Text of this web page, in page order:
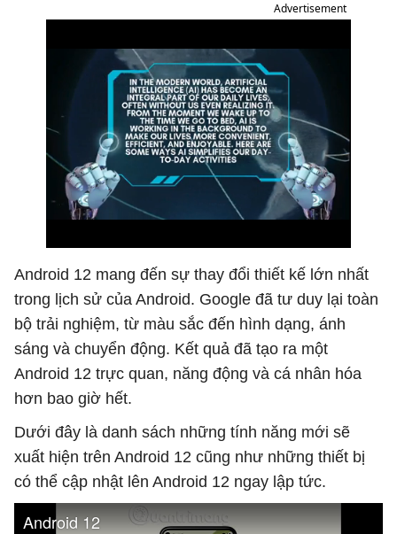
Advertisement
Android 12 mang đến sự thay đổi thiết kế lớn nhất
trong lịch sử của Android. Google đã tư duy lại toàn
bộ trải nghiệm, từ màu sắc đến hình dạng, ánh
sáng và chuyển động. Kết quả đã tạo ra một
Android 12 trực quan, năng động và cá nhân hóa
hơn bao giờ hết.
Dưới đây là danh sách những tính năng mới sẽ
xuất hiện trên Android 12 cũng như những thiết bị
có thể cập nhật lên Android 12 ngay lập tức.